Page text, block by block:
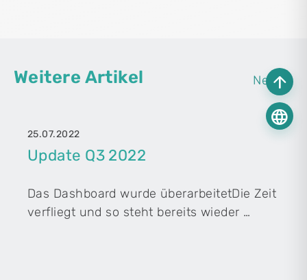
arrow_upward
language
Weitere Artikel News ›
25.07.2022
Update Q3 2022
Das Dashboard wurde überarbeitetDie Zeit
verfliegt und so steht bereits wieder …